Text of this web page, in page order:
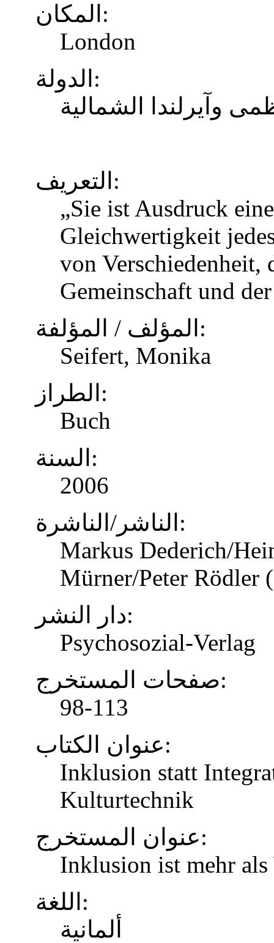
المكان:
London
الدولة:
وآيرلندا الشمالية
التعريف:
„Sie ist Ausdruck
Gleichwertigkeit
von Verschiedenheit,
Gemeinschaft und
المؤلف / المؤلفة:
Seifert, Monika
الطراز:
Buch
السنة:
2006
الناشر/الناشرة:
Markus Dederich/
Mürner/Peter Rödler
دار النشر:
Psychosozial-Verlag
صفحات المستخرج:
98-113
عنوان الكتاب:
Inklusion statt
Kulturtechnik
عنوان المستخرج:
Inklusion ist mehr
اللغة:
ألمانية